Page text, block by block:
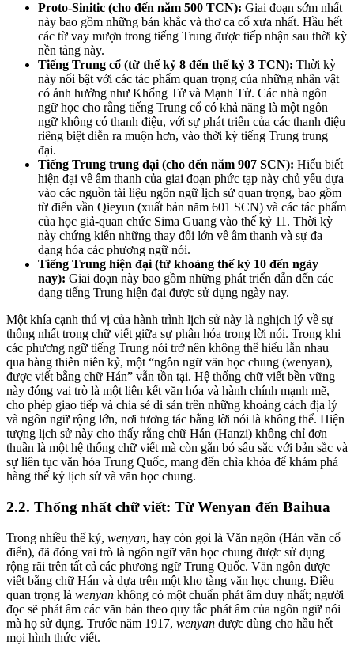
Proto-Sinitic (cho đến năm 500 TCN): Giai đoạn sớm nhất
này bao gồm những bản khắc và thơ ca cổ xưa nhất. Hầu hết
các từ vay mượn trong tiếng Trung được tiếp nhận sau thời kỳ
nền tảng này.
Tiếng Trung cổ (từ thế kỷ 8 đến thế kỷ 3 TCN): Thời kỳ
này nổi bật với các tác phẩm quan trọng của những nhân vật
có ảnh hưởng như Khổng Tử và Mạnh Tử. Các nhà ngôn
ngữ học cho rằng tiếng Trung cổ có khả năng là một ngôn
ngữ không có thanh điệu, với sự phát triển của các thanh điệu
riêng biệt diễn ra muộn hơn, vào thời kỳ tiếng Trung trung
đại.
Tiếng Trung trung đại (cho đến năm 907 SCN): Hiểu biết
hiện đại về âm thanh của giai đoạn phức tạp này chủ yếu dựa
vào các nguồn tài liệu ngôn ngữ lịch sử quan trọng, bao gồm
từ điển vần Qieyun (xuất bản năm 601 SCN) và các tác phẩm
của học giả-quan chức Sima Guang vào thế kỷ 11. Thời kỳ
này chứng kiến những thay đổi lớn về âm thanh và sự đa
dạng hóa các phương ngữ nói.
Tiếng Trung hiện đại (từ khoảng thế kỷ 10 đến ngày
nay): Giai đoạn này bao gồm những phát triển dẫn đến các
dạng tiếng Trung hiện đại được sử dụng ngày nay.
Một khía cạnh thú vị của hành trình lịch sử này là nghịch lý về sự
thống nhất trong chữ viết giữa sự phân hóa trong lời nói. Trong khi
các phương ngữ tiếng Trung nói trở nên không thể hiểu lẫn nhau
qua hàng thiên niên kỷ, một “ngôn ngữ văn học chung (wenyan),
được viết bằng chữ Hán” vẫn tồn tại. Hệ thống chữ viết bền vững
này đóng vai trò là một liên kết văn hóa và hành chính mạnh mẽ,
cho phép giao tiếp và chia sẻ di sản trên những khoảng cách địa lý
và ngôn ngữ rộng lớn, nơi tương tác bằng lời nói là không thể. Hiện
tượng lịch sử này cho thấy rằng chữ Hán (Hanzi) không chỉ đơn
thuần là một hệ thống chữ viết mà còn gắn bó sâu sắc với bản sắc và
sự liên tục văn hóa Trung Quốc, mang đến chìa khóa để khám phá
hàng thế kỷ lịch sử và văn học chung.
2.2. Thống nhất chữ viết: Từ Wenyan đến Baihua
Trong nhiều thế kỷ, wenyan, hay còn gọi là Văn ngôn (Hán văn cổ
điển), đã đóng vai trò là ngôn ngữ văn học chung được sử dụng
rộng rãi trên tất cả các phương ngữ Trung Quốc. Văn ngôn được
viết bằng chữ Hán và dựa trên một kho tàng văn học chung. Điều
quan trọng là wenyan không có một chuẩn phát âm duy nhất; người
đọc sẽ phát âm các văn bản theo quy tắc phát âm của ngôn ngữ nói
mà họ sử dụng. Trước năm 1917, wenyan được dùng cho hầu hết
mọi hình thức viết.